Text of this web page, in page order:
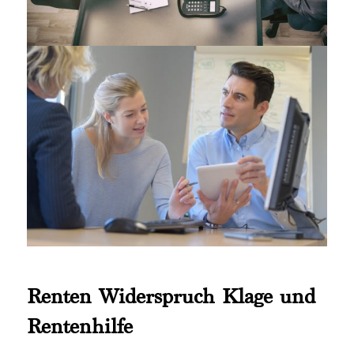
Renten Widerspruch Klage und
Rentenhilfe